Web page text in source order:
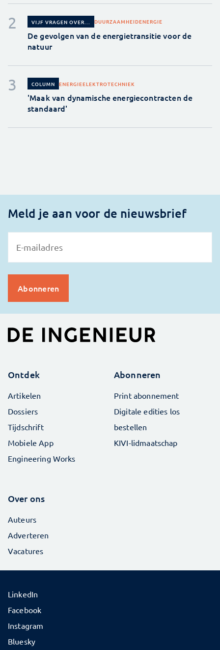
VIJF VRAGEN OVER... DUURZAAMHEIDENERGIE
De gevolgen van de energietransitie voor de
natuur
COLUMN ENERGIEELEKTROTECHNIEK
'Maak van dynamische energiecontracten de
standaard'
Meld je aan voor de nieuwsbrief
Ontdek
Artikelen
Dossiers
Tijdschrift
Mobiele App
Engineering Works
Abonneren
Print abonnement
Digitale edities los
bestellen
KIVI-lidmaatschap
Over ons
Auteurs
Adverteren
Vacatures
LinkedIn
Facebook
Instagram
Bluesky